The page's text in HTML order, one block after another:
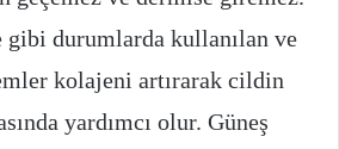
gibi durumlarda kullanılan ve
kolajeni artırarak cildin
yardımcı olur. Güneş